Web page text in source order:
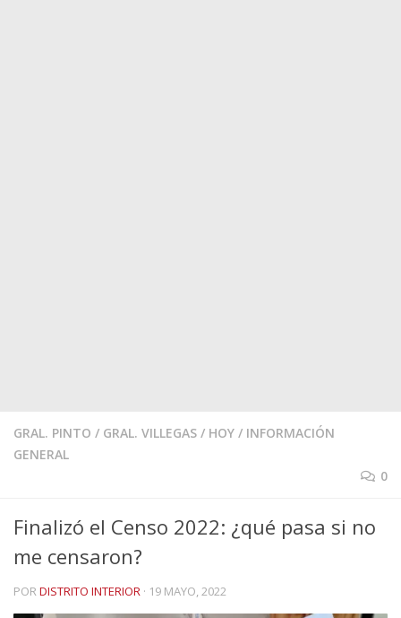
GRAL. PINTO / GRAL. VILLEGAS / HOY / INFORMACIÓN
GENERAL
0
Finalizó el Censo 2022: ¿qué pasa si no
me censaron?
PORDISTRITO INTERIOR · 19 MAYO, 2022